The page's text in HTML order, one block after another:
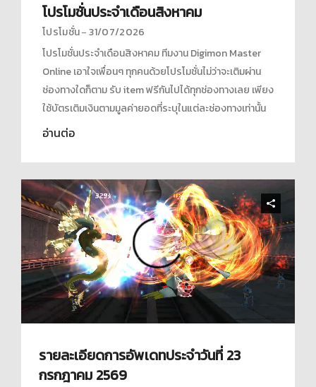
โปรโมชั่นประจำเดือนสิงหาคม
โปรโมชั่น
31/07/2026
โปรโมชั่นประจำเดือนสิงหาคม ทีมงาน Digimon Master
Online เอาใจเพื่อนๆ ทุกคนด้วยโปรโมชั่นไม่ว่าจะเติมผ่าน
ช่องทางใดก็ตาม รับ item ฟรีกันไปได้ทุกช่องทางเลย เพียง
ใช้บัตรเติมเงินตามมูลค่ายอดที่ระบุในแต่ละช่องทางเท่านั้น
อ่านต่อ
รายละเอียดการอัพเดทประจำวันที่ 23
กรกฎาคม 2569